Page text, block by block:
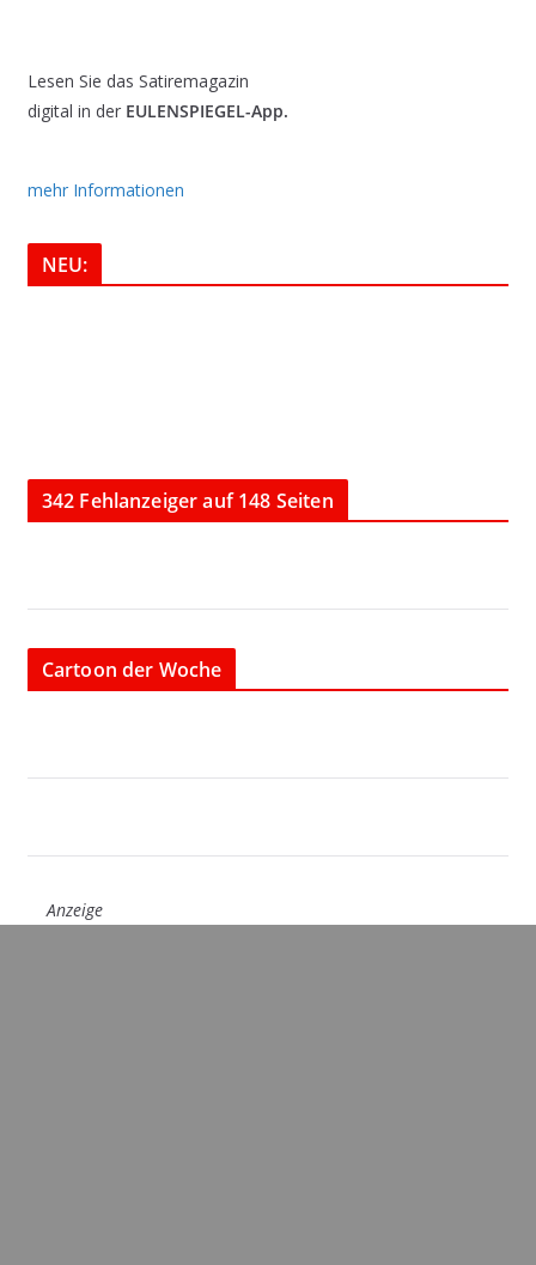
Lesen Sie das Satiremagazin
digital in der EULENSPIEGEL-App.
mehr Informationen
NEU:
342 Fehlanzeiger auf 148 Seiten
Cartoon der Woche
Anzeige